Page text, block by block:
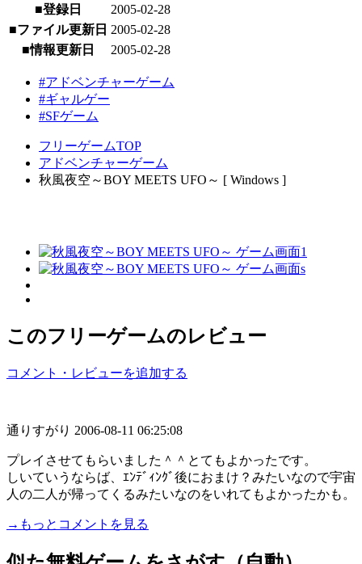
■登録日
2005-02-28
■ファイル更新日 2005-02-28
■情報更新日
2005-02-28
#アドベンチャーゲーム
#ギャルゲー
#SFゲーム
フリーゲームTOP
アドベンチャーゲーム
秋風夜空～BOY MEETS UFO～ [ Windows ]
このフリーゲームのレビュー
コメント・レビューを追加する
通りすがり 2006-08-11 06:25:08
プレイさせてもらいました＾＾とてもよかったです。
しいていうならば、ｴﾝﾃﾞｨﾝｸﾞ後におまけ？みたいなので宇宙
人の二人が帰ってくるみたいなのをいれてもよかったかも。
→もっとコメントを見る